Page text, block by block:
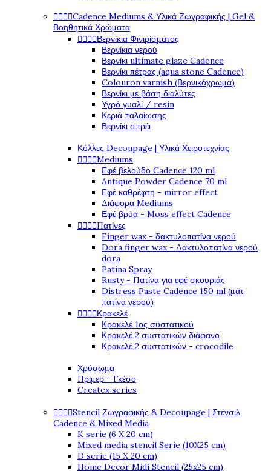
Cadence Mediums & Υλικά Ζωγραφικής | Gel &
Βοηθητικά Χρώματα
Βερνίκια Φινιρίσματος
Βερνίκια νερού
Βερνίκι ultimate glaze Cadence
Βερνίκι πέτρας (aqua stone Cadence)
Colouron varnish (Βερνικόχρωμα)
Βερνίκι με βάση διαλύτες
Υγρό γυαλί / resin
Κεριά παλαίωσης
Βερνίκι σπρέι
Κόλλες Decoupage | Υλικά Χειροτεχνίας
Mediums
Εφέ βελούδο Cadence 120 ml
Antique Powder Cadence 70 ml
Εφέ καθρέφτη - mirror effect
Διάφορα Mediums
Εφέ βρύα - Moss effect Cadence
Πατίνες
Finger wax - δακτυλοπατίνα νερού
Dora finger wax - Δακτυλοπατίνα νερού
dora
Patina Spray
Rusty - Πατίνα για εφέ σκουριάς
Distress Paste Cadence 150 ml (μάτ
πατίνα νερού)
Κρακελέ
Κρακελέ 1ος συστατικού
Κρακελέ 2 συστατικών διάφανο
Κρακελέ 2 συστατικών - crocodile
Χρύσωμα
Πρίμερ - Γκέσο
Createx series
Stencil Ζωγραφικής & Decoupage | Στένσιλ
Cadence & Mixed Media
K serie (6 X 20 cm)
Mixed media stencil Serie (10X25 cm)
D serie (15 X 20 cm)
Home Decor Midi Stencil (25x25 cm)